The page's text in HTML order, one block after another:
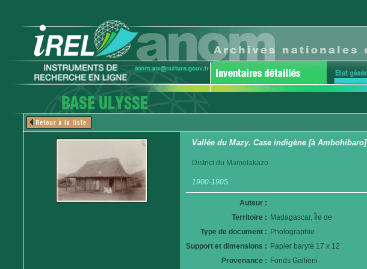
Vallée du Mazy. Case indigène [à Ambohibaro]
District du Mamolakazo
1900-1905
Auteur :
Territoire : Madagascar, Île de
Type de document : Photographie
Support et dimensions : Papier baryté 17 x 12
Provenance : Fonds Gallieni